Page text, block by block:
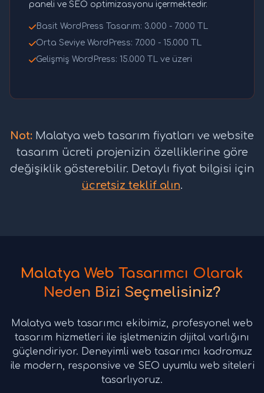
paneli ve SEO optimizasyonu içermektedir.
Basit WordPress Tasarım: 3.000 - 7.000 TL
Orta Seviye WordPress: 7.000 - 15.000 TL
Gelişmiş WordPress: 15.000 TL ve üzeri
Not: Malatya web tasarım fiyatları ve website
tasarım ücreti projenizin özelliklerine göre
değişiklik gösterebilir. Detaylı fiyat bilgisi için
ücretsiz teklif alın.
Malatya Web Tasarımcı Olarak
Neden Bizi Seçmelisiniz?
Malatya web tasarımcı ekibimiz, profesyonel web
tasarım hizmetleri ile işletmenizin dijital varlığını
güçlendiriyor. Deneyimli web tasarımcı kadromuz
ile modern, responsive ve SEO uyumlu web siteleri
tasarlıyoruz.